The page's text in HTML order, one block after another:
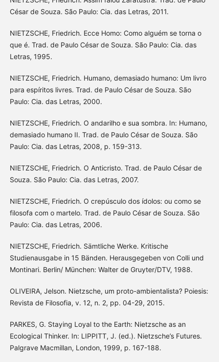
César de Souza. São Paulo: Cia. das Letras, 2011.
NIETZSCHE, Friedrich. Ecce Homo: Como alguém se torna o
que é. Trad. de Paulo César de Souza. São Paulo: Cia. das
Letras, 1995.
NIETZSCHE, Friedrich. Humano, demasiado humano: Um livro
para espíritos livres. Trad. de Paulo César de Souza. São
Paulo: Cia. das Letras, 2000.
NIETZSCHE, Friedrich. O andarilho e sua sombra. In: Humano,
demasiado humano II. Trad. de Paulo César de Souza. São
Paulo: Cia. das Letras, 2008, p. 159-313.
NIETZSCHE, Friedrich. O Anticristo. Trad. de Paulo César de
Souza. São Paulo: Cia. das Letras, 2007.
NIETZSCHE, Friedrich. O crepúsculo dos ídolos: ou como se
filosofa com o martelo. Trad. de Paulo César de Souza. São
Paulo: Cia. das Letras, 2006.
NIETZSCHE, Friedrich. Sämtliche Werke. Kritische
Studienausgabe in 15 Bänden. Herausgegeben von Colli und
Montinari. Berlin/ München: Walter de Gruyter/DTV, 1988.
OLIVEIRA, Jelson. Nietzsche, um proto-ambientalista? Poiesis:
Revista de Filosofia, v. 12, n. 2, pp. 04-29, 2015.
PARKES, G. Staying Loyal to the Earth: Nietzsche as an
Ecological Thinker. In: LIPPITT, J. (ed.). Nietzsche’s Futures.
Palgrave Macmillan, London, 1999, p. 167-188.